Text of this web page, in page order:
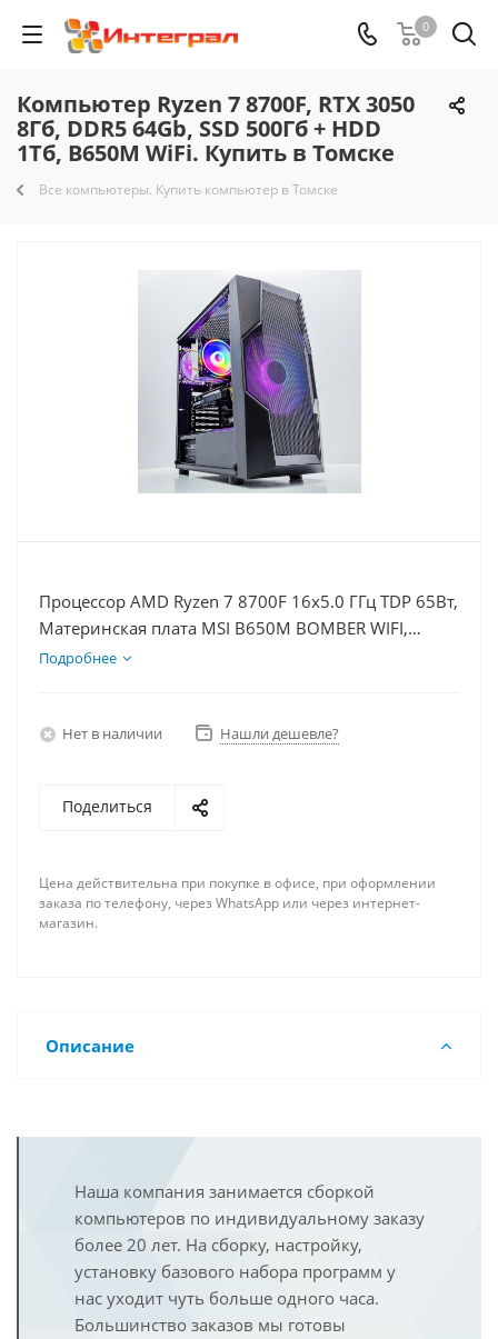
0
Компьютер Ryzen 7 8700F, RTX 3050
8Гб, DDR5 64Gb, SSD 500Гб + HDD
1Тб, B650M WiFi. Купить в Томске
Все компьютеры. Купить компьютер в Томске
Процессор AMD Ryzen 7 8700F 16x5.0 ГГц TDP 65Вт,
Материнская плата MSI B650M BOMBER WIFI,
Видеокарта RTX 3050 8Гб, Память DDR5 64Gb,
Подробнее
Нет в наличии Нашли дешевле?
Поделиться
Цена действительна при покупке в офисе, при оформлении
заказа по телефону, через WhatsApp или через интернет-
магазин.
Описание
Наша компания занимается сборкой
компьютеров по индивидуальному заказу
более 20 лет. На сборку, настройку,
установку базового набора программ у
нас уходит чуть больше одного часа.
Большинство заказов мы готовы